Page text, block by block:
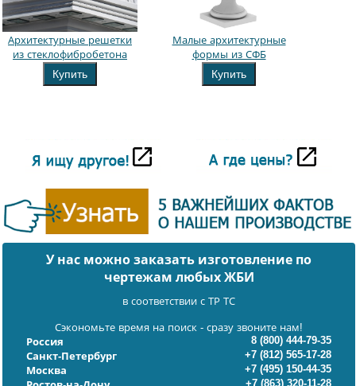
Архитектурные решетки
из стеклофибробетона
Купить
Малые архитектурные
формы из СФБ
Купить
У нас можно заказать изготовление по
чертежам любых ЖБИ
в соответствии с ТР ТС
Сэкономьте время на поиск - сразу звоните нам!
Россия
8 (800) 444-79-35
Санкт-Петербург
+7 (812) 565-17-28
Москва
+7 (495) 150-44-35
+7 (863) 320-11-28